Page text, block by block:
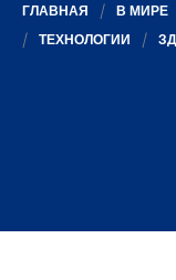
ГЛАВНАЯ В МИРЕ
ТЕХНОЛОГИИ